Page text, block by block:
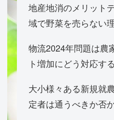
地産地消のメリット
域で野菜を売らない
物流2024年問題は農
ト増加にどう対応する
大小様々ある新規就
定者は通うべきか否か